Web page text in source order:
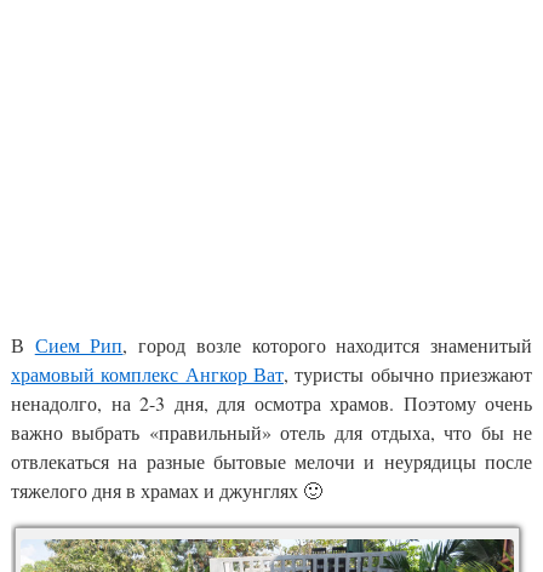
В Сием Рип, город возле которого находится знаменитый
храмовый комплекс Ангкор Ват, туристы обычно приезжают
ненадолго, на 2-3 дня, для осмотра храмов. Поэтому очень
важно выбрать «правильный» отель для отдыха, что бы не
отвлекаться на разные бытовые мелочи и неурядицы после
тяжелого дня в храмах и джунглях 🙂